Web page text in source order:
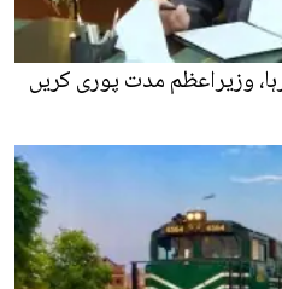
وزیراعظم مدت پوری کریں